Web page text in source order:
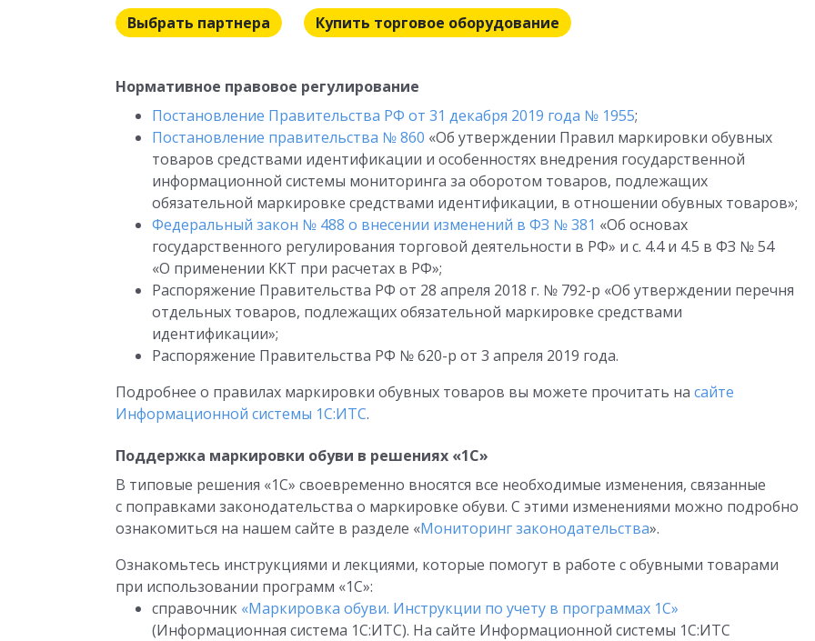
Выбрать партнера
Купить торговое оборудование
Нормативное правовое регулирование
Постановление Правительства РФ от 31 декабря 2019 года № 1955;
Постановление правительства № 860 «Об утверждении Правил маркировки обувных
товаров средствами идентификации и особенностях внедрения государственной
информационной системы мониторинга за оборотом товаров, подлежащих
обязательной маркировке средствами идентификации, в отношении обувных товаров»;
Федеральный закон № 488 о внесении изменений в ФЗ № 381 «Об основах
государственного регулирования торговой деятельности в РФ» и с. 4.4 и 4.5 в ФЗ № 54
«О применении ККТ при расчетах в РФ»;
Распоряжение Правительства РФ от 28 апреля 2018 г. № 792-р «Об утверждении перечня
отдельных товаров, подлежащих обязательной маркировке средствами
идентификации»;
Распоряжение Правительства РФ № 620-р от 3 апреля 2019 года.
Подробнее о правилах маркировки обувных товаров вы можете прочитать на сайте
Информационной системы 1С:ИТС.
Поддержка маркировки обуви в решениях «1С»
В типовые решения «1С» своевременно вносятся все необходимые изменения, связанные
с поправками законодательства о маркировке обуви. С этими изменениями можно подробно
ознакомиться на нашем сайте в разделе «Мониторинг законодательства».
Ознакомьтесь инструкциями и лекциями, которые помогут в работе с обувными товарами
при использовании программ «1С»:
справочник «Маркировка обуви. Инструкции по учету в программах 1С»
(Информационная система 1С:ИТС). На сайте Информационной системы 1С:ИТС